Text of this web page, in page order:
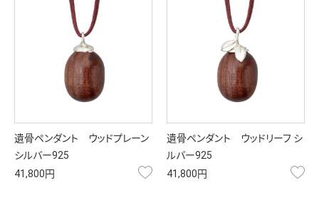
遺骨ペンダント ウッドプレーン
シルバー925
41,800円
お気に入り
遺骨ペンダント ウッドリーフ シ
ルバー925
41,800円